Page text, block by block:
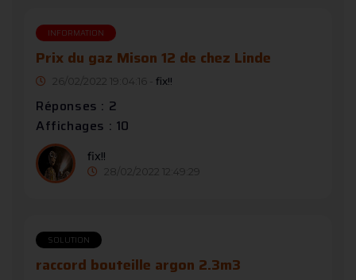
INFORMATION
Prix du gaz Mison 12 de chez Linde
26/02/2022 19:04:16 - fix!!
Réponses : 2
Affichages : 10
fix!!
28/02/2022 12:49:29
SOLUTION
raccord bouteille argon 2.3m3